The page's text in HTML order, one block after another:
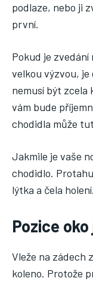
podlaze, nebo ji
první.
Pokud je
velkou výzvou,
nemusí být zcela
vám bude
chodidla může
Jakmile je vaše
chodidlo.
lýtka a čela holení.
Pozice
Vleže na zádech
koleno. Protože